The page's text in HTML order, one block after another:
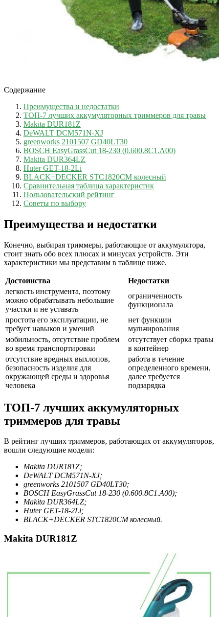
Содержание
Преимущества и недостатки
ТОП-7 лучших аккумуляторных триммеров для травы
Makita DUR181Z
DeWALT DCM571N-XJ
greenworks 2101507 GD40LT30
BOSCH EasyGrassCut 18-230 (0.600.8C1.A00)
Makita DUR364LZ
Huter GET-18-2Li
BLACK+DECKER STC1820CM колесный
Сравнительная таблица характеристик
Пользовательский рейтинг
Советы по выбору
Преимущества и недостатки
Конечно, выбирая триммеры, работающие от аккумулятора,
стоит знать обо всех плюсах и минусах устройств. Эти
характеристики мы представим в таблице ниже.
Достоинства
Недостатки
легкость инструмента, поэтому
можно обрабатывать небольшие
участки и не уставать
ограниченность
функционала
простота его эксплуатации, не
требует навыков и умений
нет функции
мульчирования
мобильность, отсутствие проблем
во время транспортировки
отсутствует сборка травы
в контейнер
отсутствие вредных выхлопов,
безопасность изделия для
окружающей среды и здоровья
человека
работа в течение
определенного времени,
далее требуется
подзарядка
ТОП-7 лучших аккумуляторных
триммеров для травы
В рейтинг лучших триммеров, работающих от аккумуляторов,
вошли следующие модели:
Makita DUR181Z;
DeWALT DCM571N-XJ;
greenworks 2101507 GD40LT30;
BOSCH EasyGrassCut 18-230 (0.600.8C1.A00);
Makita DUR364LZ;
Huter GET-18-2Li;
BLACK+DECKER STC1820CM колесный.
Makita DUR181Z